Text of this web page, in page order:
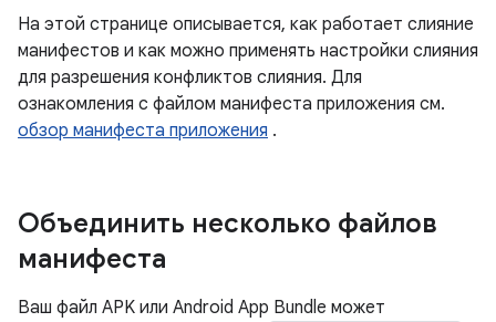
На этой странице описывается, как работает слияние
манифестов и как можно применять настройки слияния
для разрешения конфликтов слияния. Для
ознакомления с файлом манифеста приложения см.
обзор манифеста приложения .
Объединить несколько файлов
манифеста
Ваш файл APK или Android App Bundle может